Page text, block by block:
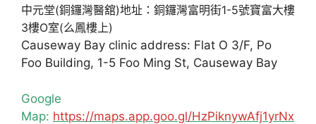
中元堂(銅鑼灣醫舘)地址：銅鑼灣富明街1-5號寶富大樓
3樓O室(么鳳樓上)
Causeway Bay clinic address: Flat O 3/F, Po
Foo Building, 1-5 Foo Ming St, Causeway Bay
Google
Map: https://maps.app.goo.gl/HzPiknywAfj1yrNx